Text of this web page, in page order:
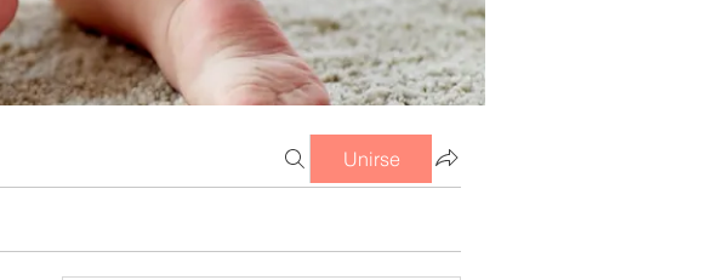
Unirse